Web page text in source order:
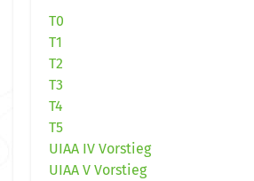
T0
T1
T2
T3
T4
T5
UIAA IV Vorstieg
UIAA V Vorstieg